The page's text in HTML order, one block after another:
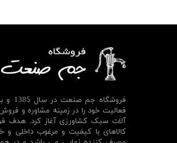
فعالیت خود را در زمینه مشاوره و
آلات سبک کشاورزی آغاز کرد. هدف
کالاهای با کیفیت و مرغوب داخلی و